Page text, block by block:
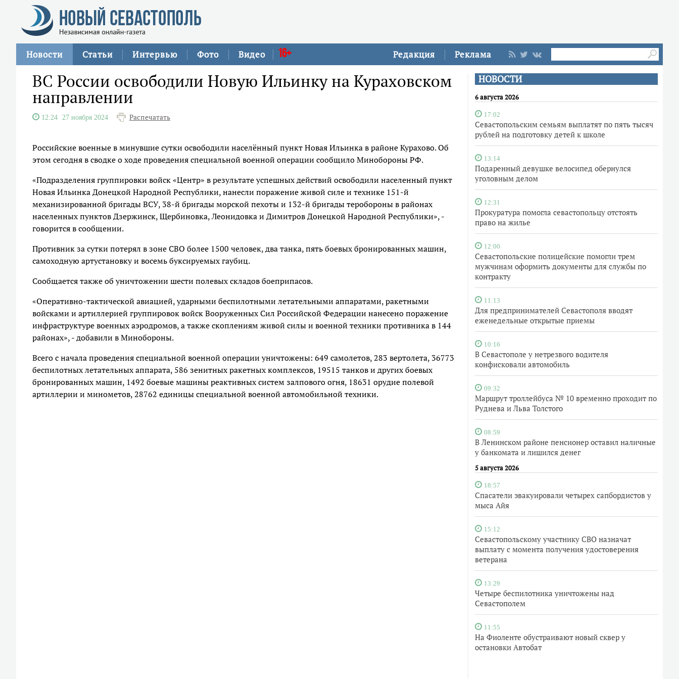
Редакция Реклама
Новости Статьи Интервью Фото Видео 16+
НОВОСТИ
6 августа 2026
17:02
Севастопольским семьям выплатят по пять тысяч
рублей на подготовку детей к школе
13:14
Подаренный девушке велосипед обернулся
уголовным делом
12:31
Прокуратура помогла севастопольцу отстоять
право на жилье
12:00
Севастопольские полицейские помогли трем
мужчинам оформить документы для службы по
контракту
11:13
Для предпринимателей Севастополя вводят
еженедельные открытые приемы
10:16
В Севастополе у нетрезвого водителя
конфисковали автомобиль
09:32
Маршрут троллейбуса № 10 временно проходит по
Руднева и Льва Толстого
08:59
В Ленинском районе пенсионер оставил наличные
у банкомата и лишился денег
5 августа 2026
18:57
Спасатели эвакуировали четырех сапбордистов у
мыса Айя
15:12
Севастопольскому участнику СВО назначат
выплату с момента получения удостоверения
ветерана
13:29
Четыре беспилотника уничтожены над
Севастополем
11:55
На Фиоленте обустраивают новый сквер у
остановки Автобат
ВС России освободили Новую Ильинку на Кураховском
направлении
12:24 27 ноября 2024 Распечатать
Российские военные в минувшие сутки освободили населённый пункт Новая Ильинка в районе Курахово. Об
этом сегодня в сводке о ходе проведения специальной военной операции сообщило Минобороны РФ.
«Подразделения группировки войск «Центр» в результате успешных действий освободили населенный пункт
Новая Ильинка Донецкой Народной Республики, нанесли поражение живой силе и технике 151-й
механизированной бригады ВСУ, 38-й бригады морской пехоты и 132-й бригады теробороны в районах
населенных пунктов Дзержинск, Щербиновка, Леонидовка и Димитров Донецкой Народной Республики», -
говорится в сообщении.
Противник за сутки потерял в зоне СВО более 1500 человек, два танка, пять боевых бронированных машин,
самоходную артустановку и восемь буксируемых гаубиц.
Сообщается также об уничтожении шести полевых складов боеприпасов.
«Оперативно-тактической авиацией, ударными беспилотными летательными аппаратами, ракетными
войсками и артиллерией группировок войск Вооруженных Сил Российской Федерации нанесено поражение
инфраструктуре военных аэродромов, а также скоплениям живой силы и военной техники противника в 144
районах», - добавили в Минобороны.
Всего с начала проведения специальной военной операции уничтожены: 649 самолетов, 283 вертолета, 36773
беспилотных летательных аппарата, 586 зенитных ракетных комплексов, 19515 танков и других боевых
бронированных машин, 1492 боевые машины реактивных систем залпового огня, 18631 орудие полевой
артиллерии и минометов, 28762 единицы специальной военной автомобильной техники.